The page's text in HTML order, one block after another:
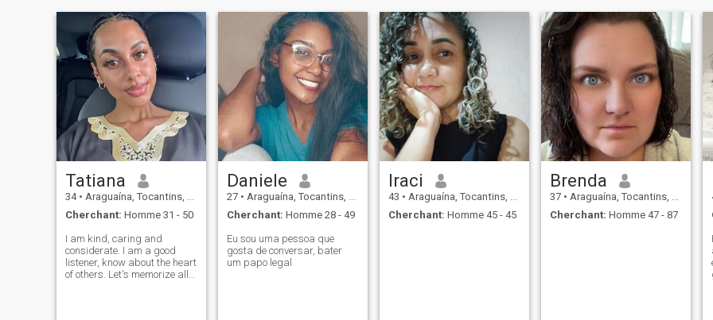
Tatiana
34 • Araguaína, Tocantins, Brésil
Cherchant: Homme 31 - 50
I am kind, caring and
considerate. I am a good
listener, know about the heart
of others. Let's memorize all
Daniele
27 • Araguaína, Tocantins, Brésil
Cherchant: Homme 28 - 49
Eu sou uma pessoa que
gosta de conversar, bater
um papo legal
Iraci
43 • Araguaína, Tocantins, Brésil
Cherchant: Homme 45 - 45
Brenda
37 • Araguaína, Tocantins, Brésil
Cherchant: Homme 47 - 87